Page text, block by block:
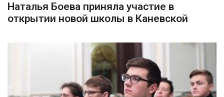
Наталья Боева приняла участие в
открытии новой школы в Каневской